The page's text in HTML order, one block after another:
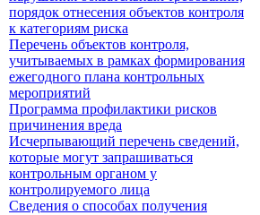
порядок отнесения объектов контроля
к категориям риска
Перечень объектов контроля,
учитываемых в рамках формирования
ежегодного плана контрольных
мероприятий
Программа профилактики рисков
причинения вреда
Исчерпывающий перечень сведений,
которые могут запрашиваться
контрольным органом у
контролируемого лица
Сведения о способах получения